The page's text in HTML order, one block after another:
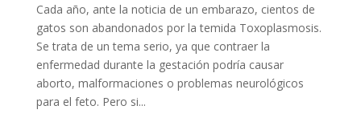
Cada año, ante la noticia de un embarazo, cientos de
gatos son abandonados por la temida Toxoplasmosis.
Se trata de un tema serio, ya que contraer la
enfermedad durante la gestación podría causar
aborto, malformaciones o problemas neurológicos
para el feto. Pero si...